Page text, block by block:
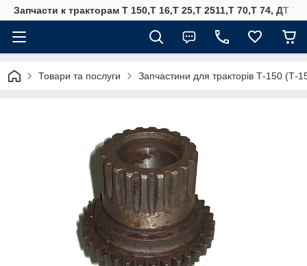
Запчасти к тракторам Т 150,Т 16,Т 25,Т 2511,Т 70,Т 74, ДТ
Товари та послуги Запчастини для тракторів Т-150